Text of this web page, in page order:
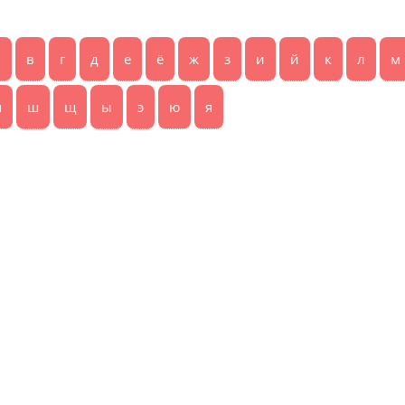
в г д е ё ж з и й к л м
ш щ ы э ю я